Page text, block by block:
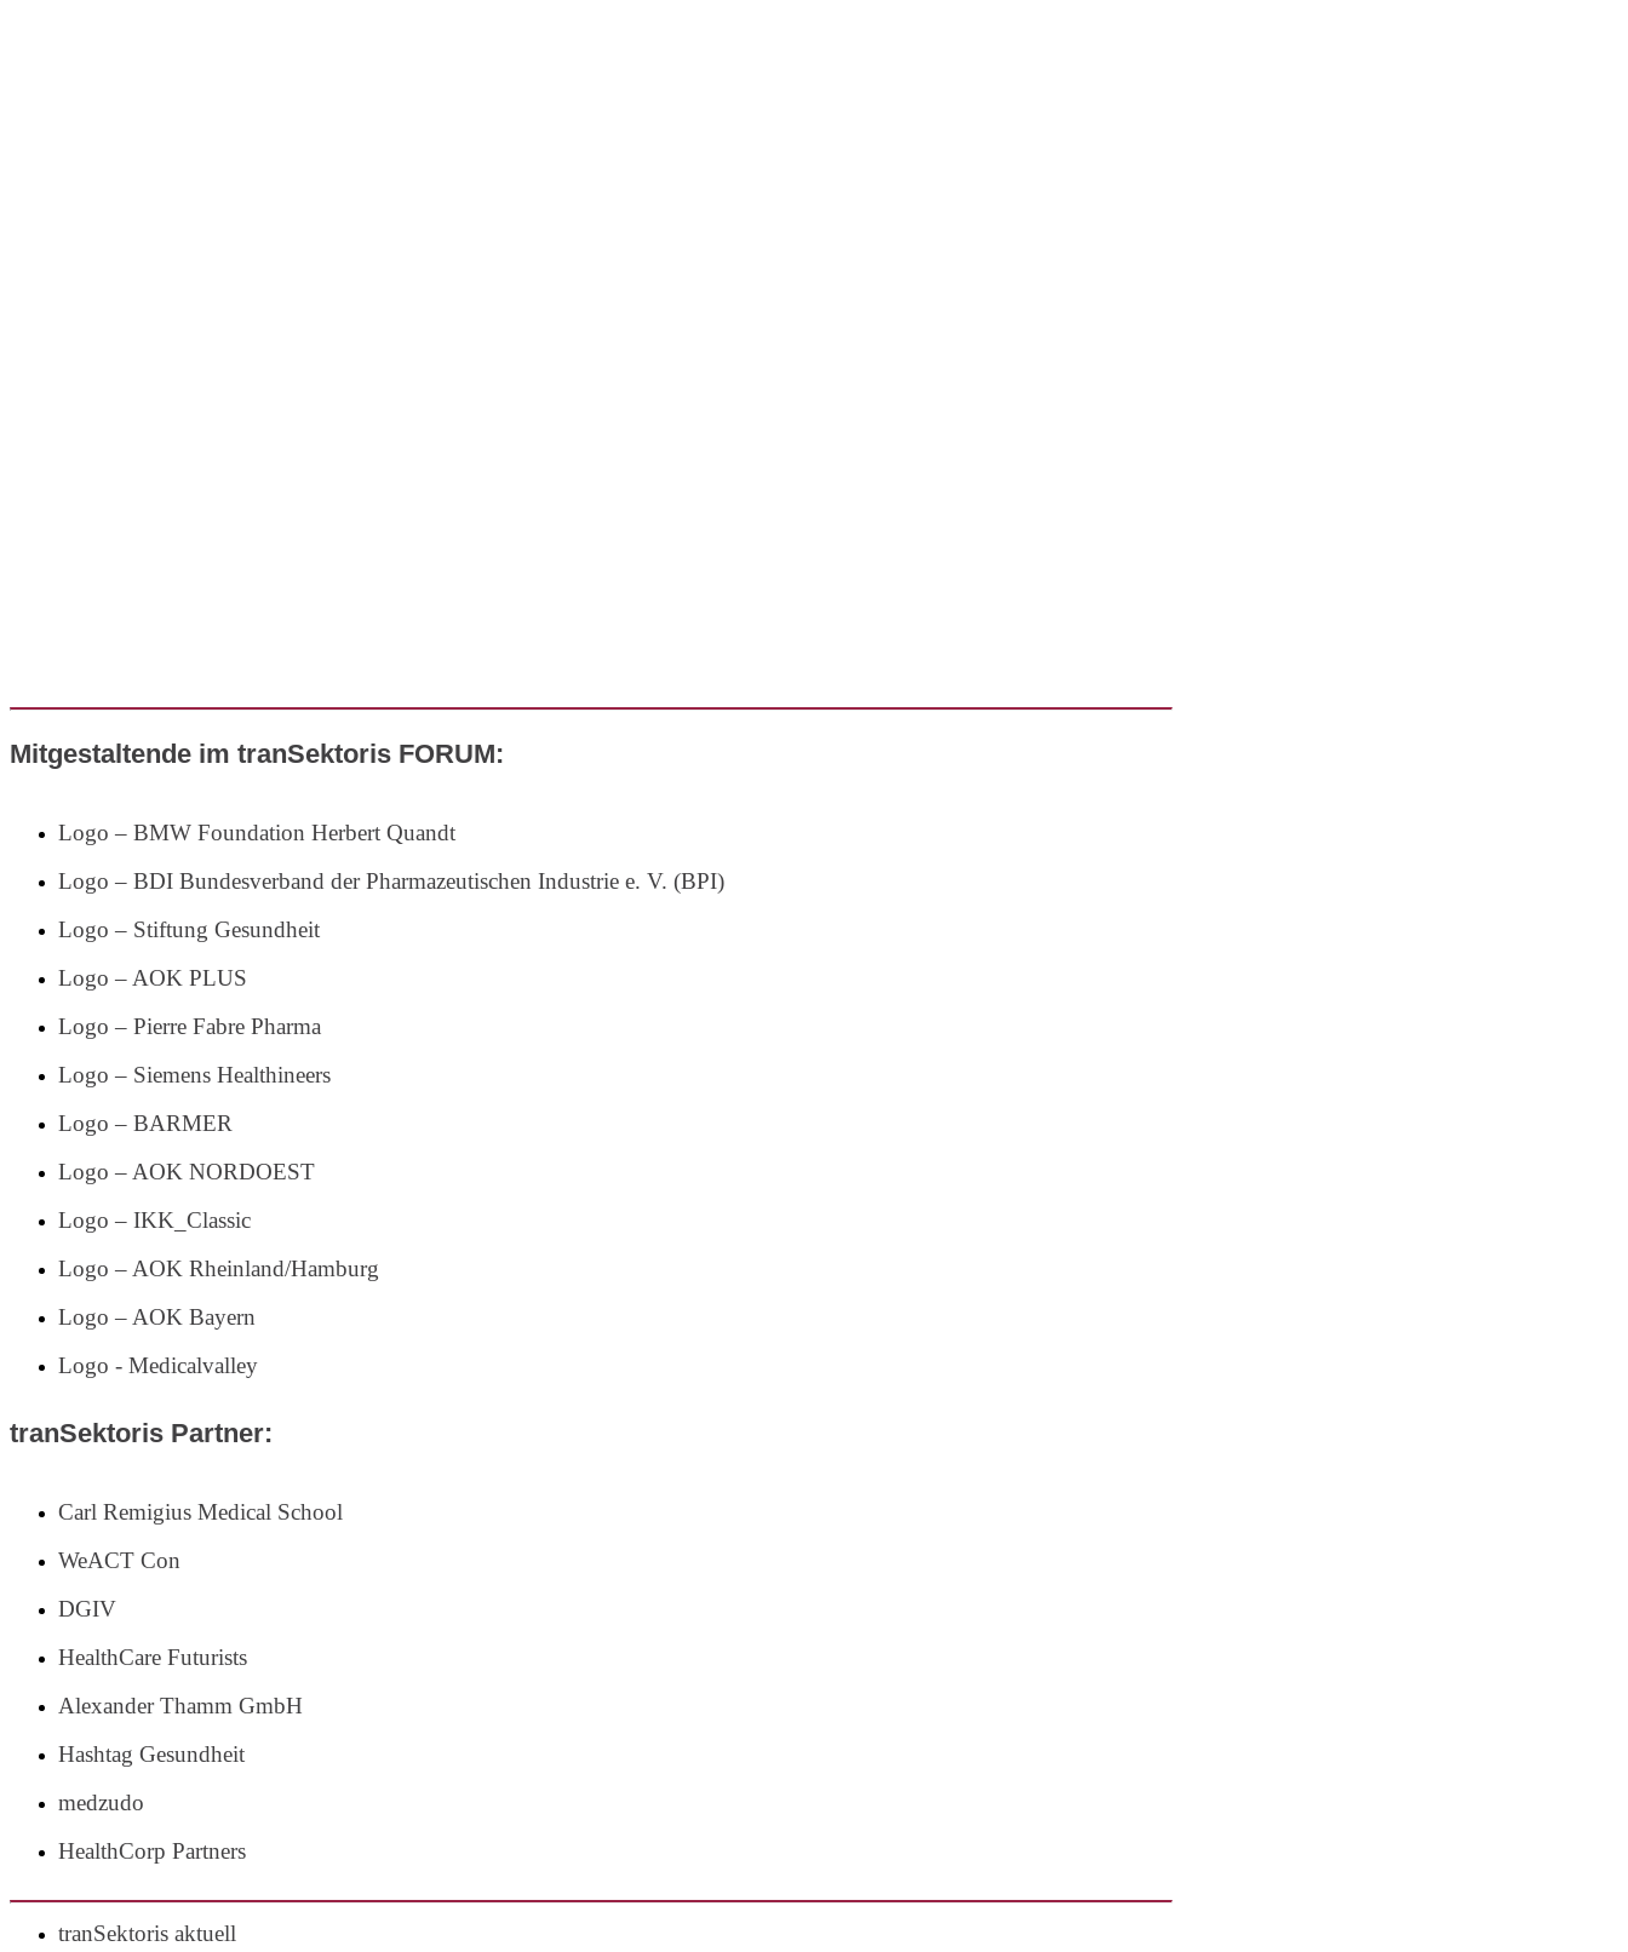
Mitgestaltende im tranSektoris FORUM:
Logo – BMW Foundation Herbert Quandt
Logo – BDI Bundesverband der Pharmazeutischen Industrie e. V. (BPI)
Logo – Stiftung Gesundheit
Logo – AOK PLUS
Logo – Pierre Fabre Pharma
Logo – Siemens Healthineers
Logo – BARMER
Logo – AOK NORDOEST
Logo – IKK_Classic
Logo – AOK Rheinland/Hamburg
Logo – AOK Bayern
Logo - Medicalvalley
tranSektoris Partner:
Carl Remigius Medical School
WeACT Con
DGIV
HealthCare Futurists
Alexander Thamm GmbH
Hashtag Gesundheit
medzudo
HealthCorp Partners
tranSektoris aktuell